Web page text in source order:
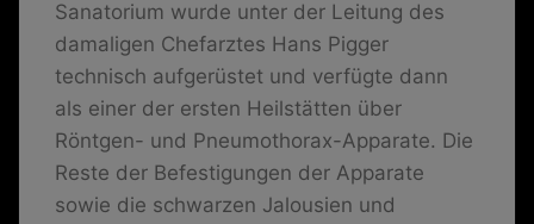
Sanatorium wurde unter der Leitung des
damaligen Chefarztes Hans Pigger
technisch aufgerüstet und verfügte dann
als einer der ersten Heilstätten über
Röntgen- und Pneumothorax-Apparate. Die
Reste der Befestigungen der Apparate
sowie die schwarzen Jalousien und